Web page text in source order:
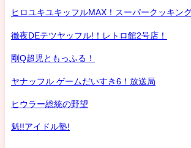
ヒロユキユキッフルMAX！スーパークッキング
徹夜DEテツヤッフル!！レトロ館2号店！
剛Q超児ともっふる！
ヤナッフル ゲームだいすき6！放送局
ヒウラー総統の野望
魁!!アイドル塾!